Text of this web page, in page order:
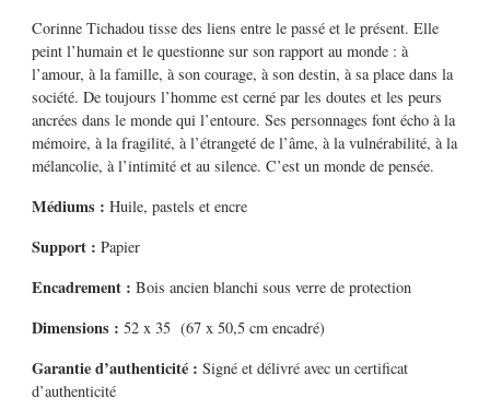
Corinne Tichadou tisse des liens entre le passé et le présent. Elle
peint l’humain et le questionne sur son rapport au monde : à
l’amour, à la famille, à son courage, à son destin, à sa place dans la
société. De toujours l’homme est cerné par les doutes et les peurs
ancrées dans le monde qui l’entoure. Ses personnages font écho à la
mémoire, à la fragilité, à l’étrangeté de l’âme, à la vulnérabilité, à la
mélancolie, à l’intimité et au silence. C’est un monde de pensée.
Médiums :Huile, pastels et encre
Support : Papier
Encadrement : Bois ancien blanchi sous verre de protection
Dimensions : 52 x 35 (67 x 50,5 cm encadré)
Garantie d’authenticité : Signé et délivré avec un certificat
d’authenticité